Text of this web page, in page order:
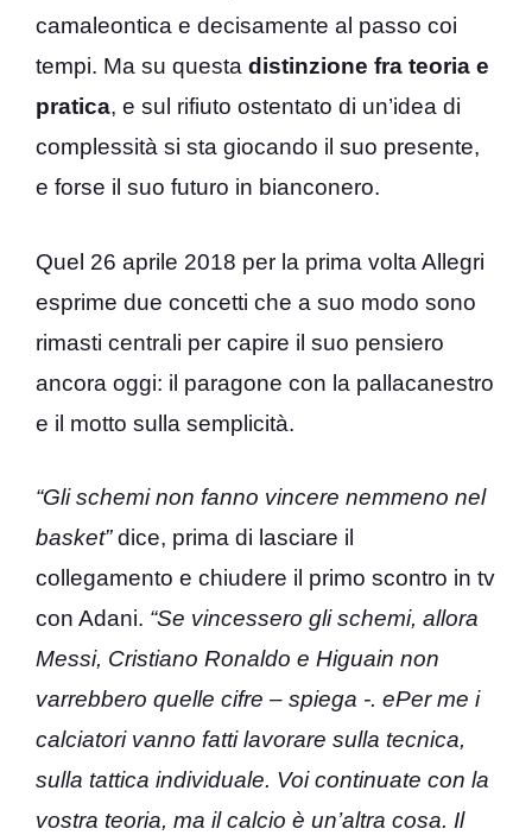
camaleontica e decisamente al passo coi
tempi. Ma su questa distinzione fra teoria e
pratica, e sul rifiuto ostentato di un’idea di
complessità si sta giocando il suo presente,
e forse il suo futuro in bianconero.
Quel 26 aprile 2018 per la prima volta Allegri
esprime due concetti che a suo modo sono
rimasti centrali per capire il suo pensiero
ancora oggi: il paragone con la pallacanestro
e il motto sulla semplicità.
“Gli schemi non fanno vincere nemmeno nel
basket”dice, prima di lasciare il
collegamento e chiudere il primo scontro in tv
con Adani. “Se vincessero gli schemi, allora
Messi, Cristiano Ronaldo e Higuain non
varrebbero quelle cifre – spiega -. ePer me i
calciatori vanno fatti lavorare sulla tecnica,
sulla tattica individuale. Voi continuate con la
vostra teoria, ma il calcio è un’altra cosa. Il